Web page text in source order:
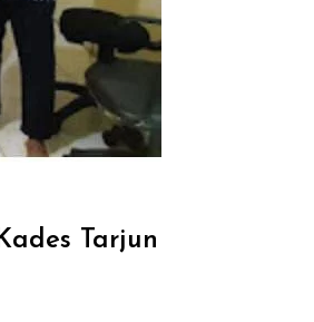
Tarjun